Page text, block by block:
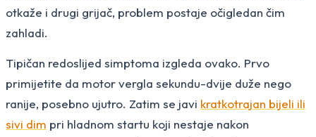
otkaže i drugi grijač, problem postaje očigledan čim
zahladi.
Tipičan redoslijed simptoma izgleda ovako. Prvo
primijetite da motor vergla sekundu-dvije duže nego
ranije, posebno ujutro. Zatim se javi kratkotrajan bijeli ili
sivi dim pri hladnom startu koji nestaje nakon